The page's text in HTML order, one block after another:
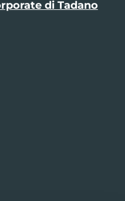
di Tadano